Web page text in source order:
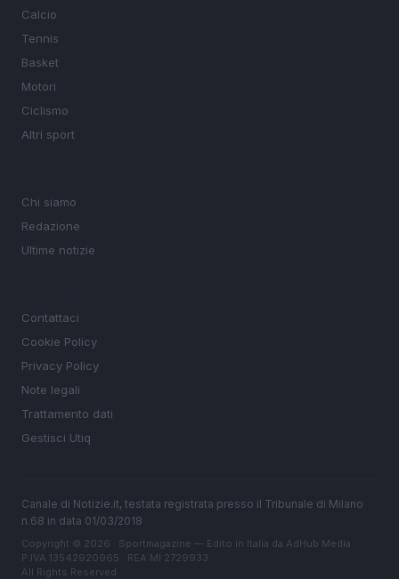
Calcio
Tennis
Basket
Motori
Ciclismo
Altri sport
Chi siamo
Redazione
Ultime notizie
Contattaci
Cookie Policy
Privacy Policy
Note legali
Trattamento dati
Gestisci Utiq
Canale di Notizie.it, testata registrata presso il Tribunale di Milano
n.68 in data 01/03/2018
Copyright © 2026 · Sportmagazine — Edito in Italia da AdHub Media
P.IVA 13542920965 · REA MI 2729933
All Rights Reserved